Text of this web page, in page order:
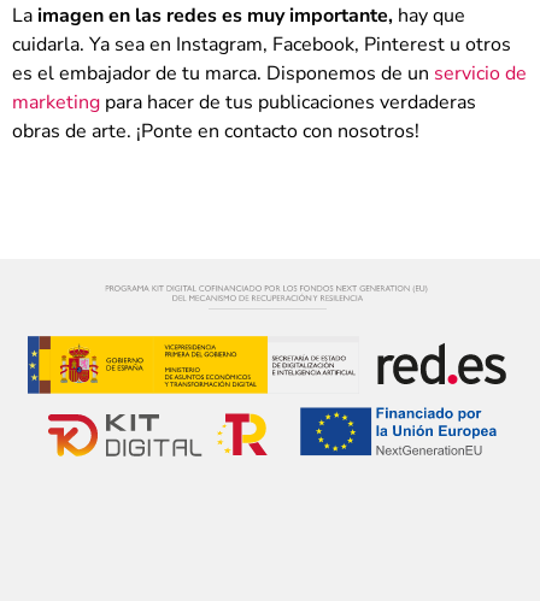
Laimagen en las redes es muy importante, hay que
cuidarla. Ya sea en Instagram, Facebook, Pinterest u otros
es el embajador de tu marca. Disponemos de un servicio de
marketing para hacer de tus publicaciones verdaderas
obras de arte. ¡Ponte en contacto con nosotros!